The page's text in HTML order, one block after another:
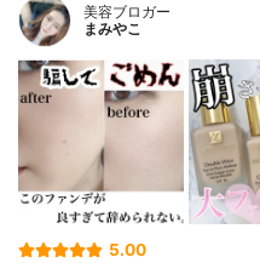
美容ブロガー
まみやこ
5.00